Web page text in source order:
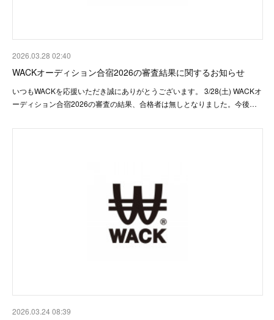
2026.03.28 02:40
WACKオーディション合宿2026の審査結果に関するお知らせ
いつもWACKを応援いただき誠にありがとうございます。 3/28(土) WACKオ
ーディション合宿2026の審査の結果、合格者は無しとなりました。今後…
2026.03.24 08:39